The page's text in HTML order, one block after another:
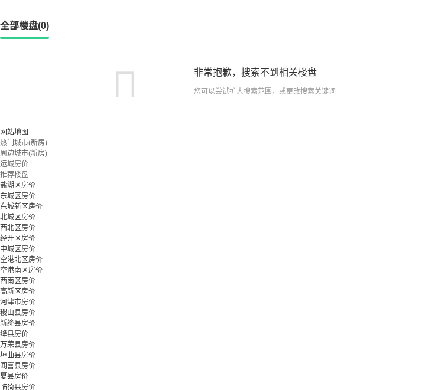
全部楼盘(0)
非常抱歉，搜索不到相关楼盘
您可以尝试扩大搜索范围，或更改搜索关键词
网站地图
热门城市(新房)
周边城市(新房)
运城房价
推荐楼盘
盐湖区房价
东城区房价
东城新区房价
北城区房价
西北区房价
经开区房价
中城区房价
空港北区房价
空港南区房价
西南区房价
高新区房价
河津市房价
稷山县房价
新绛县房价
绛县房价
万荣县房价
垣曲县房价
闻喜县房价
夏县房价
临猗县房价